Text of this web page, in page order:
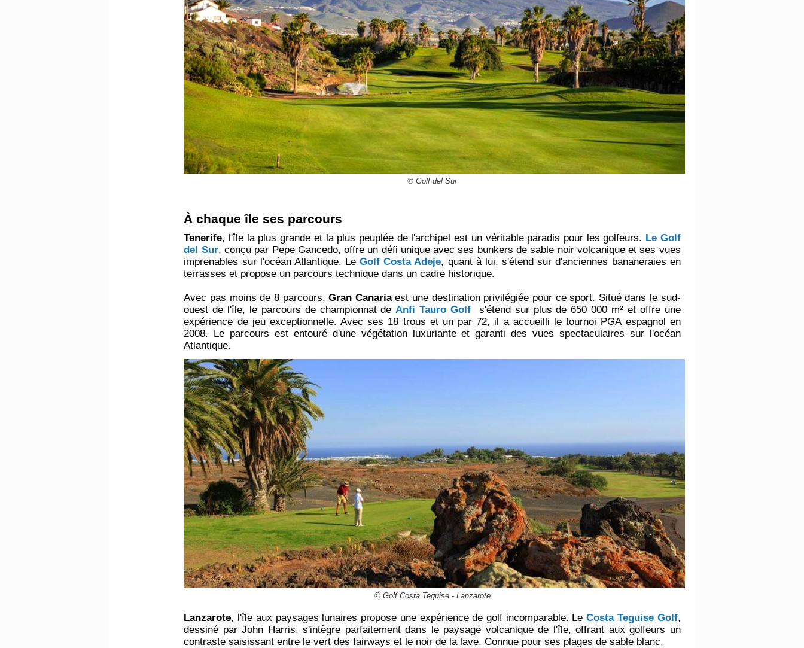
© Golf del Sur
À chaque île ses parcours
Tenerife, l'île la plus grande et la plus peuplée de l'archipel est un véritable paradis pour les golfeurs. Le Golf
del Sur, conçu par Pepe Gancedo, offre un défi unique avec ses bunkers de sable noir volcanique et ses vues
imprenables sur l'océan Atlantique. LeGolf Costa Adeje, quant à lui, s'étend sur d'anciennes bananeraies en
terrasses et propose un parcours technique dans un cadre historique.
Avec pas moins de 8 parcours,Gran Canariaest une destination privilégiée pour ce sport. Situé dans le sud-
ouest de l'île, le parcours de championnat de Anfi Tauro Golf s'étend sur plus de 650 000 m² et offre une
expérience de jeu exceptionnelle. Avec ses 18 trous et un par 72, il a accueilli le tournoi PGA espagnol en
2008. Le parcours est entouré d'une végétation luxuriante et garanti des vues spectaculaires sur l'océan
Atlantique.
© Golf Costa Teguise - Lanzarote
Lanzarote, l'île aux paysages lunaires propose une expérience de golf incomparable. LeCosta Teguise Golf,
dessiné par John Harris, s'intègre parfaitement dans le paysage volcanique de l'île, offrant aux golfeurs un
contraste saisissant entre le vert des fairways et le noir de la lave. Connue pour ses plages de sable blanc,